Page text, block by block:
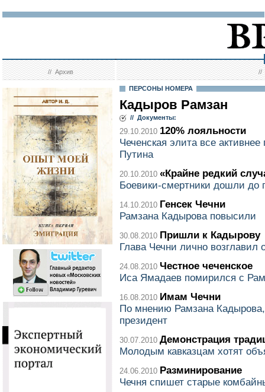
//Архив //
ПЕРСОНЫ НОМЕРА
Кадыров Рамзан
// Документы:
29.10.2010 120% лояльности
Чеченская элита все
Путина
20.10.2010 «Крайне редкий
Боевики-смертники дошли до
14.10.2010 Генсек Чечни
Рамзана Кадырова повысили
30.08.2010 Пришли к Кадырову
Глава Чечни лично возглавил
24.08.2010 Честное чеченское
Иса Ямадаев помирился с
16.08.2010 Имам Чечни
По мнению Рамзана
президент
30.07.2010 Демонстрация
Молодым кавказцам хотят
24.06.2010 Разминирование
Чечня спишет старые